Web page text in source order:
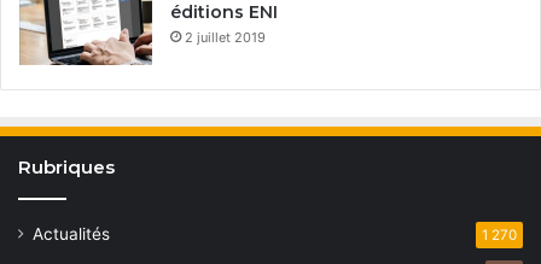
éditions ENI
2 juillet 2019
Rubriques
Actualités 1 270